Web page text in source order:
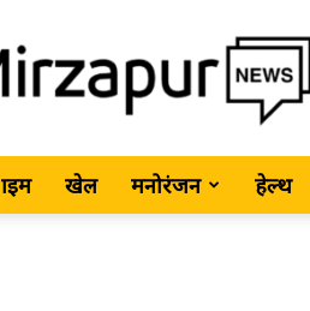
MirzapurNews.com
क्राइम खेल मनोरंजन हेल्थ